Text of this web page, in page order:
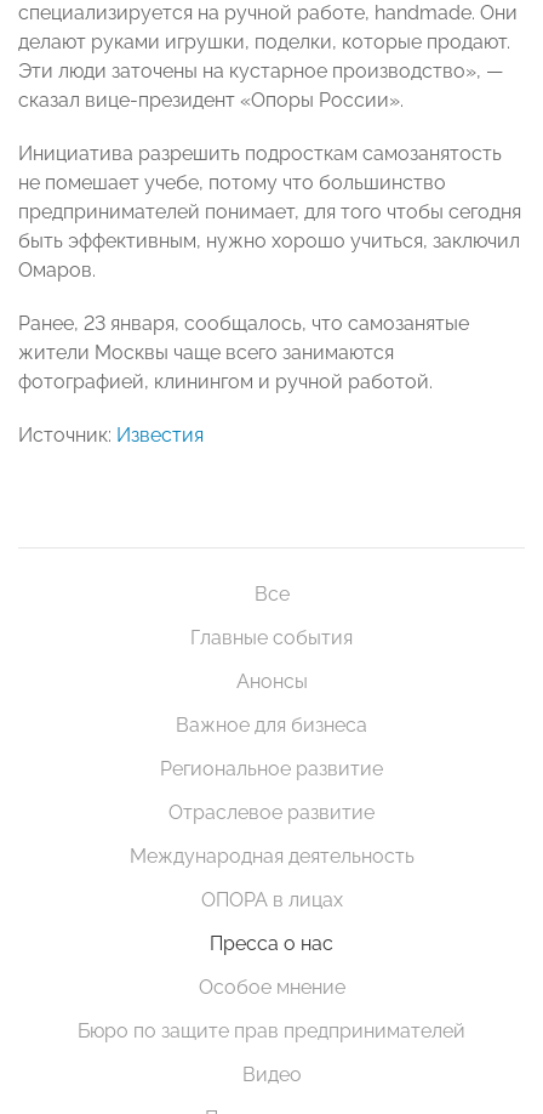
специализируется на ручной работе, handmade. Они
делают руками игрушки, поделки, которые продают.
Эти люди заточены на кустарное производство», —
сказал вице-президент «Опоры России».
Инициатива разрешить подросткам самозанятость
не помешает учебе, потому что большинство
предпринимателей понимает, для того чтобы сегодня
быть эффективным, нужно хорошо учиться, заключил
Омаров.
Ранее, 23 января, сообщалось, что самозанятые
жители Москвы чаще всего занимаются
фотографией, клинингом и ручной работой.
Источник: Известия
Все
Главные события
Анонсы
Важное для бизнеса
Региональное развитие
Отраслевое развитие
Международная деятельность
ОПОРА в лицах
Пресса о нас
Особое мнение
Бюро по защите прав предпринимателей
Видео